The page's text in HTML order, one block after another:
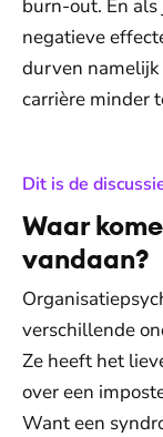
burn-out. En
negatieve
durven
carrière minder
Dit is de
Waar
vandaan?
verschillende
Ze heeft het
over een
Want een